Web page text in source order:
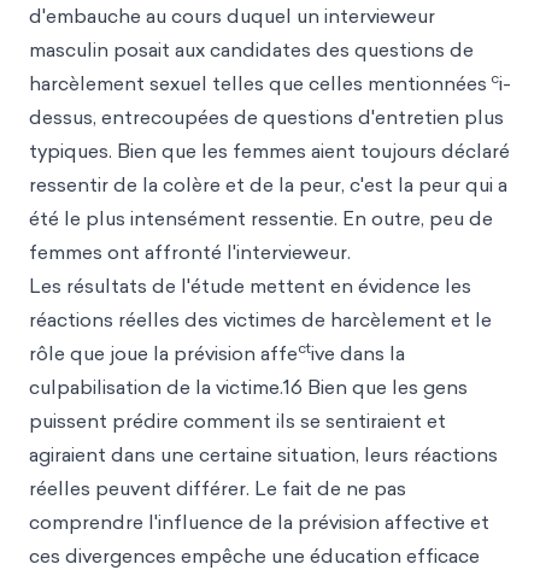
d'embauche au cours duquel un intervieweur
masculin posait aux candidates des questions de
harcèlement sexuel telles que celles mentionnées ci-
dessus, entrecoupées de questions d'entretien plus
typiques. Bien que les femmes aient toujours déclaré
ressentir de la colère et de la peur, c'est la peur qui a
été le plus intensément ressentie. En outre, peu de
femmes ont affronté l'intervieweur.
Les résultats de l'étude mettent en évidence les
réactions réelles des victimes de harcèlement et le
rôle que joue la prévision affective dans la
culpabilisation de la victime.16 Bien que les gens
puissent prédire comment ils se sentiraient et
agiraient dans une certaine situation, leurs réactions
réelles peuvent différer. Le fait de ne pas
comprendre l'influence de la prévision affective et
ces divergences empêche une éducation efficace